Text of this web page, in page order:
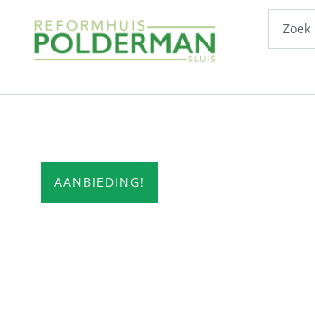
AANBIEDING!